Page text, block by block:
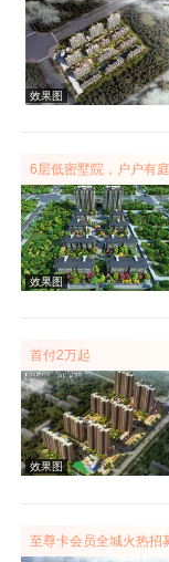
效果图
效果图
6层低密墅院，户户有庭
首付2万起
至尊卡会员全城火热招